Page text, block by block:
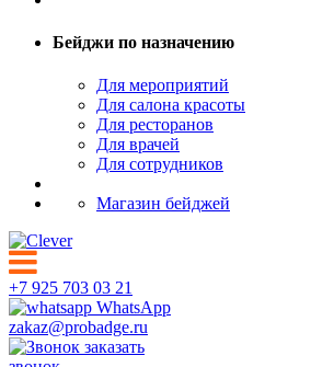
Бейджи по назначению
Для мероприятий
Для салона красоты
Для ресторанов
Для врачей
Для сотрудников
Магазин бейджей
+7 925 703 03 21
WhatsApp
zakaz@probadge.ru
заказать